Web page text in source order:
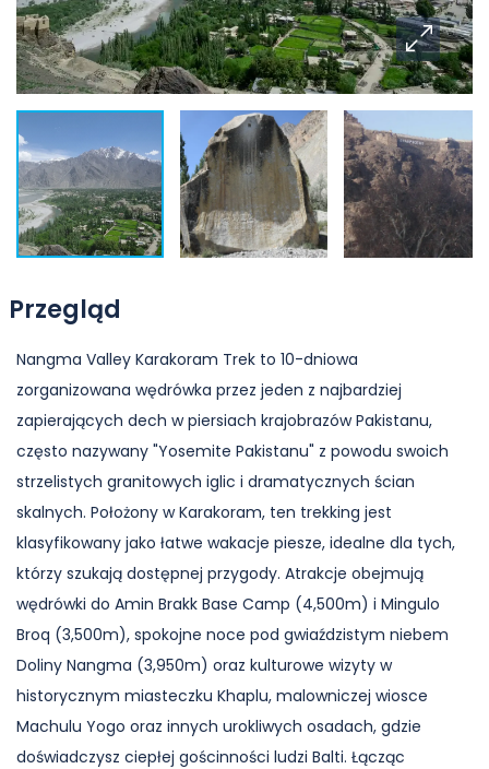
Przegląd
Nangma Valley Karakoram Trek to 10-dniowa
zorganizowana wędrówka przez jeden z najbardziej
zapierających dech w piersiach krajobrazów Pakistanu,
często nazywany "Yosemite Pakistanu" z powodu swoich
strzelistych granitowych iglic i dramatycznych ścian
skalnych. Położony w Karakoram, ten trekking jest
klasyfikowany jako łatwe wakacje piesze, idealne dla tych,
którzy szukają dostępnej przygody. Atrakcje obejmują
wędrówki do Amin Brakk Base Camp (4,500m) i Mingulo
Broq (3,500m), spokojne noce pod gwiaździstym niebem
Doliny Nangma (3,950m) oraz kulturowe wizyty w
historycznym miasteczku Khaplu, malowniczej wiosce
Machulu Yogo oraz innych urokliwych osadach, gdzie
doświadczysz ciepłej gościnności ludzi Balti. Łącząc